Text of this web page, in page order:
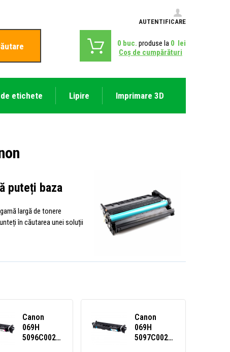
AUTENTIFICARE
0 buc. produse la 0 lei
Coş de cumpărături
etichete Lipire Imprimare 3D
puteți baza
largă de tonere
în căutarea unei soluții
Canon
069H
5096C002
Canon
069H
5097C002